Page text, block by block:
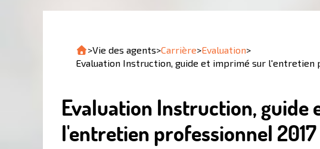
>Vie des agents>Carrière>Evaluation>
Evaluation Instruction, guide et imprimé sur l'entretien
Evaluation Instruction, guide
l'entretien professionnel 2017